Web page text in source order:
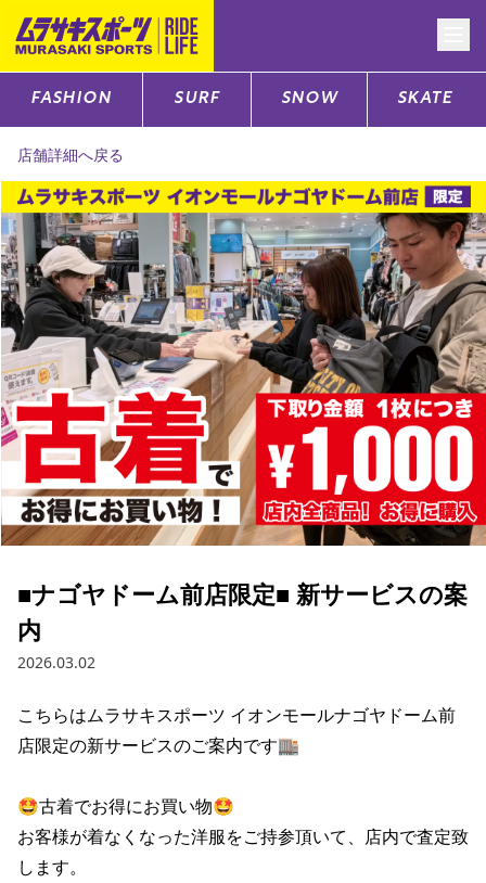
CATEGORY
サーフTOP
スノーTOP
スケートTOP
CONTENTS
ブランド一覧
特集一覧
SUPPORT
ご利用ガイド
会員ランク
アフターサポート
FASHION SURF SNOW SKATE
店舗詳細へ戻る
■ナゴヤドーム前店限定■ 新サービスの案
内
2026.03.02
こちらはムラサキスポーツ イオンモールナゴヤドーム前
店限定の新サービスのご案内です🏬
🤩古着でお得にお買い物🤩
お客様が着なくなった洋服をご持参頂いて、店内で査定致
します。